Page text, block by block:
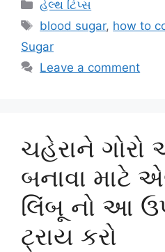
હેલ્થ ટિપ્સ
Tags
blood sugar, how to
Sugar
Leave a comment
ચહેરાને
બનાવા માટે
લિંબૂ નો આ
ટ્રાય કરો